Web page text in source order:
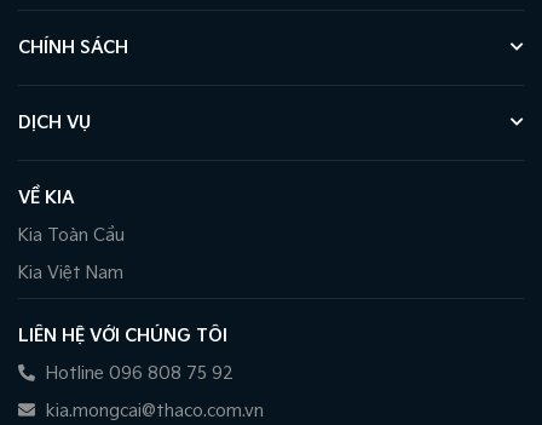
CHÍNH SÁCH
DỊCH VỤ
VỀ KIA
Kia Toàn Cầu
Kia Việt Nam
LIÊN HỆ VỚI CHÚNG TÔI
Hotline 096 808 75 92
kia.mongcai@thaco.com.vn